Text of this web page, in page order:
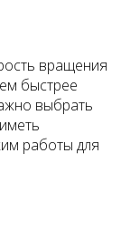
вращения
быстрее
выбрать
работы для